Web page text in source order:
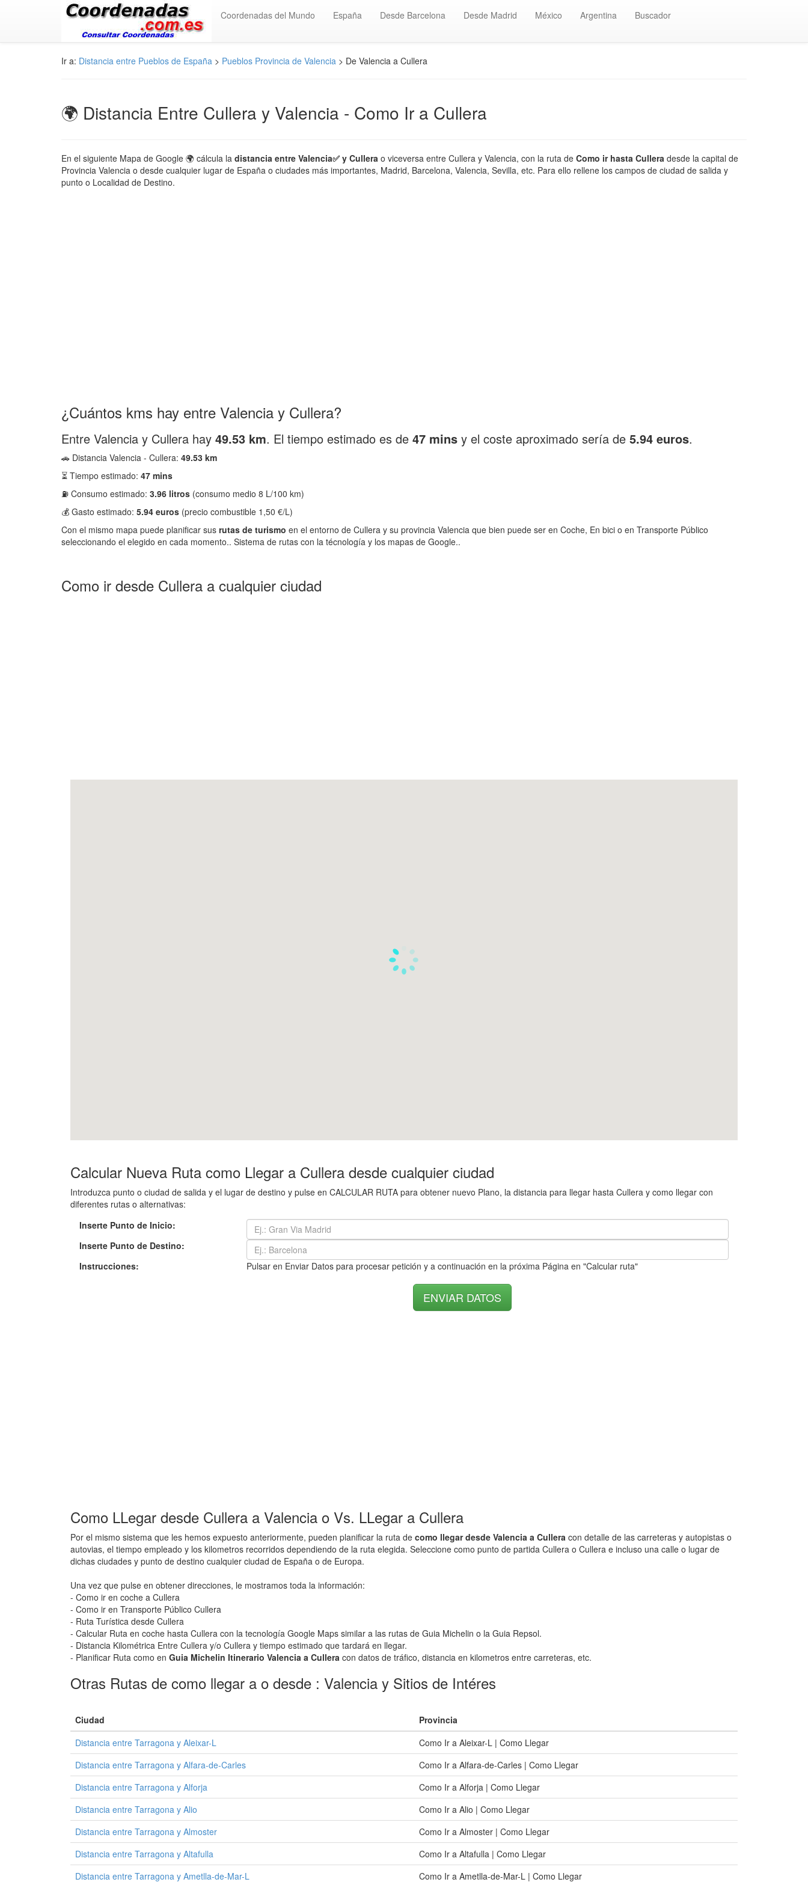
Coordenadas del Mundo España Desde Barcelona Desde Madrid México Argentina Buscador
Ir a: Distancia entre Pueblos de España > Pueblos Provincia de Valencia > De Valencia a Cullera
🌍 Distancia Entre Cullera y Valencia - Como Ir a Cullera
En el siguiente Mapa de Google 🌍 cálcula la distancia entre Valencia✅ y Cullera o viceversa entre Cullera y Valencia, con la ruta de Como ir hasta Cullera desde la capital de
Provincia Valencia o desde cualquier lugar de España o ciudades más importantes, Madrid, Barcelona, Valencia, Sevilla, etc. Para ello rellene los campos de ciudad de salida y
punto o Localidad de Destino.
¿Cuántos kms hay entre Valencia y Cullera?
Entre Valencia y Cullera hay 49.53 km. El tiempo estimado es de 47 mins y el coste aproximado sería de 5.94 euros.
🚗 Distancia Valencia - Cullera: 49.53 km
⏳ Tiempo estimado: 47 mins
⛽ Consumo estimado: 3.96 litros (consumo medio 8 L/100 km)
💰 Gasto estimado: 5.94 euros (precio combustible 1,50 €/L)
Con el mismo mapa puede planificar sus rutas de turismo en el entorno de Cullera y su provincia Valencia que bien puede ser en Coche, En bici o en Transporte Público
seleccionando el elegido en cada momento.. Sistema de rutas con la técnología y los mapas de Google..
Como ir desde Cullera a cualquier ciudad
Calcular Nueva Ruta como Llegar a Cullera desde cualquier ciudad
Introduzca punto o ciudad de salida y el lugar de destino y pulse en CALCULAR RUTA para obtener nuevo Plano, la distancia para llegar hasta Cullera y como llegar con
diferentes rutas o alternativas:
Inserte Punto de Inicio:
Inserte Punto de Destino:
Instrucciones:
Pulsar en Enviar Datos para procesar petición y a continuación en la próxima Página en "Calcular ruta"
Como LLegar desde Cullera a Valencia o Vs. LLegar a Cullera
Por el mismo sistema que les hemos expuesto anteriormente, pueden planificar la ruta de como llegar desde Valencia a Cullera con detalle de las carreteras y autopistas o
autovias, el tiempo empleado y los kilometros recorridos dependiendo de la ruta elegida. Seleccione como punto de partida Cullera o Cullera e incluso una calle o lugar de
dichas ciudades y punto de destino cualquier ciudad de España o de Europa.
Una vez que pulse en obtener direcciones, le mostramos toda la información:
- Como ir en coche a Cullera
- Como ir en Transporte Público Cullera
- Ruta Turística desde Cullera
- Calcular Ruta en coche hasta Cullera con la tecnología Google Maps similar a las rutas de Guia Michelin o la Guia Repsol.
- Distancia Kilométrica Entre Cullera y/o Cullera y tiempo estimado que tardará en llegar.
- Planificar Ruta como en Guia Michelin Itinerario Valencia a Cullera con datos de tráfico, distancia en kilometros entre carreteras, etc.
Otras Rutas de como llegar a o desde : Valencia y Sitios de Intéres
Ciudad
Provincia
Distancia entre Tarragona y Aleixar-L
Como Ir a Aleixar-L | Como Llegar
Distancia entre Tarragona y Alfara-de-Carles
Como Ir a Alfara-de-Carles | Como Llegar
Distancia entre Tarragona y Alforja
Como Ir a Alforja | Como Llegar
Distancia entre Tarragona y Alio
Como Ir a Alio | Como Llegar
Distancia entre Tarragona y Almoster
Como Ir a Almoster | Como Llegar
Distancia entre Tarragona y Altafulla
Como Ir a Altafulla | Como Llegar
Distancia entre Tarragona y Ametlla-de-Mar-L
Como Ir a Ametlla-de-Mar-L | Como Llegar